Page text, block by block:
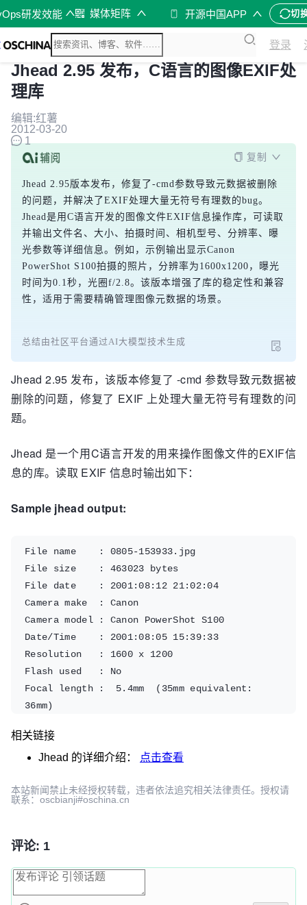
研发效能 媒体矩阵 开源中国APP 切
登录
Jhead 2.95 发布，C语言的图像EXIF处
理库
编辑:红薯
2012-03-20
1
复制
Jhead 2.95版本发布，修复了-cmd参数导致元数据被删除
的问题，并解决了EXIF处理大量无符号有理数的bug。
Jhead是用C语言开发的图像文件EXIF信息操作库，可读取
并输出文件名、大小、拍摄时间、相机型号、分辨率、曝
光参数等详细信息。例如，示例输出显示Canon
PowerShot S100拍摄的照片，分辨率为1600x1200，曝光
时间为0.1秒，光圈f/2.8。该版本增强了库的稳定性和兼容
性，适用于需要精确管理图像元数据的场景。
总结由社区平台通过AI大模型技术生成
Jhead 2.95 发布，该版本修复了 -cmd 参数导致元数据被
删除的问题，修复了 EXIF 上处理大量无符号有理数的问
题。
Jhead 是一个用C语言开发的用来操作图像文件的EXIF信
息的库。读取 EXIF 信息时输出如下：
Sample jhead output:
File name    : 0805-153933.jpg
File size    : 463023 bytes
File date    : 2001:08:12 21:02:04
Camera make  : Canon
Camera model : Canon PowerShot S100
Date/Time    : 2001:08:05 15:39:33
Resolution   : 1600 x 1200
Flash used   : No
Focal length :  5.4mm  (35mm equivalent:
36mm)
Exposure time: 0.100 s  (1/10)
Aperture     : f/2.8
Metering Mode: center weight
Jpeg process : Baseline
相关链接
Jhead 的详细介绍： 点击查看
本站新闻禁止未经授权转载，违者依法追究相关法律责任。授权请
联系：oscbianji#oschina.cn
评论: 1